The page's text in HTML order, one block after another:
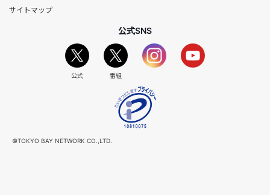
サイトマップ
公式SNS
公式 番組
©TOKYO BAY NETWORK CO.,LTD.